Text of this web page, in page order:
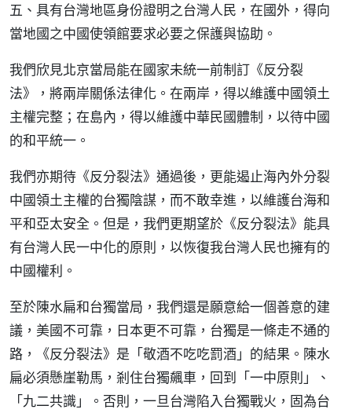
五、具有台灣地區身份證明之台灣人民，在國外，得向
當地國之中國使領館要求必要之保護與協助。
我們欣見北京當局能在國家未統一前制訂《反分裂
法》，將兩岸關係法律化。在兩岸，得以維護中國領土
主權完整；在島內，得以維護中華民國體制，以待中國
的和平統一。
我們亦期待《反分裂法》通過後，更能遏止海內外分裂
中國領土主權的台獨陰謀，而不敢幸進，以維護台海和
平和亞太安全。但是，我們更期望於《反分裂法》能具
有台灣人民一中化的原則，以恢復我台灣人民也擁有的
中國權利。
至於陳水扁和台獨當局，我們還是願意給一個善意的建
議，美國不可靠，日本更不可靠，台獨是一條走不通的
路，《反分裂法》是「敬酒不吃吃罰酒」的結果。陳水
扁必須懸崖勒馬，剎住台獨飆車，回到「一中原則」、
「九二共識」。否則，一旦台灣陷入台獨戰火，固為台